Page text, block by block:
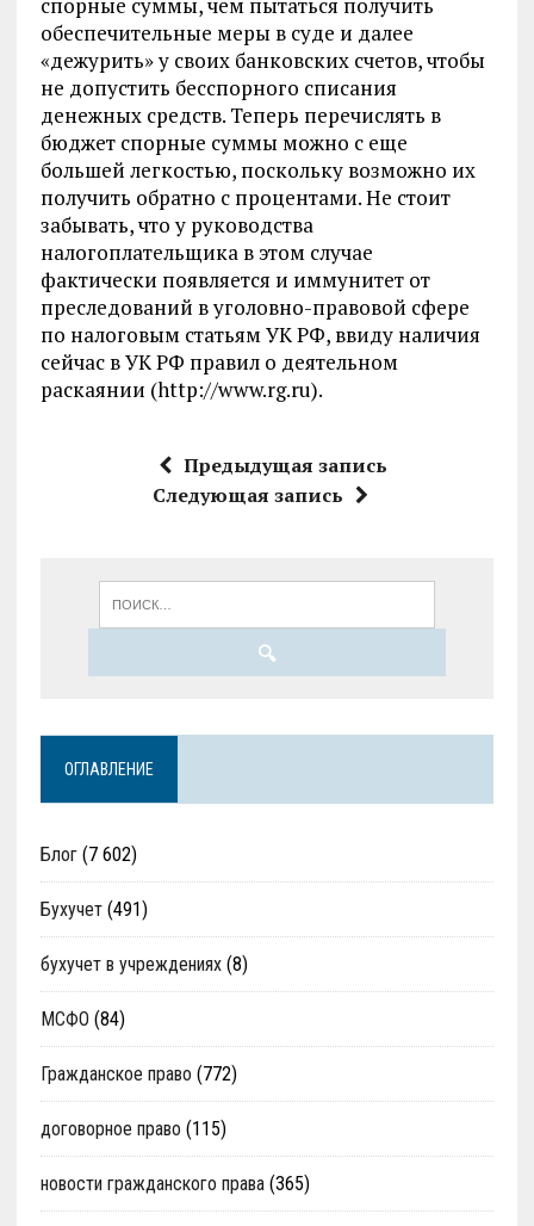
обеспечительные меры в суде и далее
«дежурить» у своих банковских счетов, чтобы
не допустить бесспорного списания
денежных средств. Теперь перечислять в
бюджет спорные суммы можно с еще
большей легкостью, поскольку возможно их
получить обратно с процентами. Не стоит
забывать, что у руководства
налогоплательщика в этом случае
фактически появляется и иммунитет от
преследований в уголовно-правовой сфере
по налоговым статьям УК РФ, ввиду наличия
сейчас в УК РФ правил о деятельном
раскаянии (http://www.rg.ru).
Предыдущая запись
Следующая запись
ОГЛАВЛЕНИЕ
Блог(7 602)
Бухучет(491)
бухучет в учреждениях(8)
МСФО (84)
Гражданское право (772)
договорное право (115)
новости гражданского права(365)